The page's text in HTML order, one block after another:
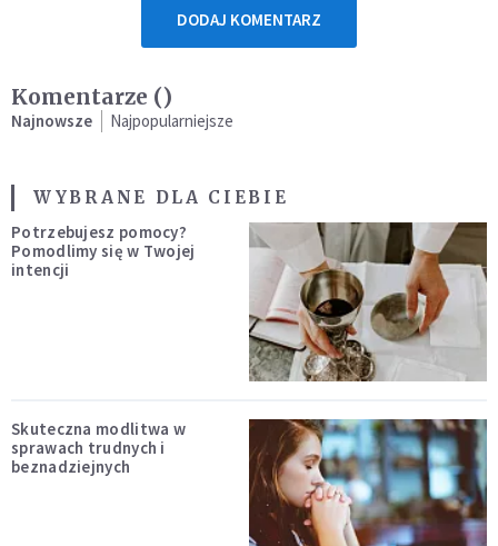
DODAJ KOMENTARZ
Komentarze ()
Najnowsze Najpopularniejsze
WYBRANE DLA CIEBIE
Potrzebujesz pomocy?
Pomodlimy się w Twojej
intencji
Skuteczna modlitwa w
sprawach trudnych i
beznadziejnych